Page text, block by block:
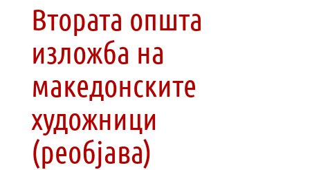
Втората општа
изложба на
македонските
художници
(реобјава)